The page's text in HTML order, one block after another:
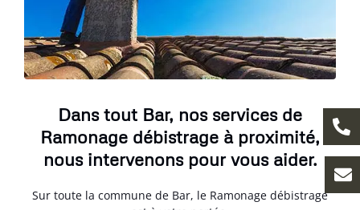
Dans tout Bar, nos services de
Ramonage débistrage à proximité,
nous intervenons pour vous aider.
Sur toute la commune de Bar, le Ramonage débistrage